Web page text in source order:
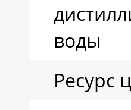
воды
Ресурс